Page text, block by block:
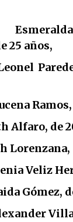
25 años,
Alfaro, de
Lorenzana,
Veliz
Gómez,